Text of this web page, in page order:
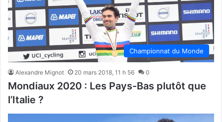
Championnat du Monde
Alexandre Mignot 20 mars 2018, 11 h 56 0
Mondiaux 2020 : Les Pays-Bas plutôt que
l’Italie ?